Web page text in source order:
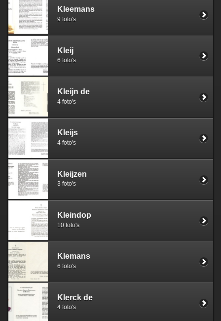
Kleemans
9 foto's
Kleij
6 foto's
Kleijn de
4 foto's
Kleijs
4 foto's
Kleijzen
3 foto's
Kleindop
10 foto's
Klemans
6 foto's
Klerck de
4 foto's